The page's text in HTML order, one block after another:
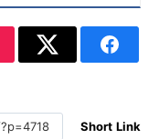
Short Link